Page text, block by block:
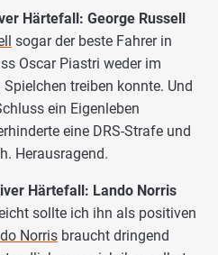
Härtefall: George Russell
sogar der beste Fahrer in
Oscar Piastri weder im
treiben konnte. Und
ein Eigenleben
eine DRS-Strafe und
Herausragend.
Härtefall: Lando Norris
sollte ich ihn als positiven
Norris braucht dringend